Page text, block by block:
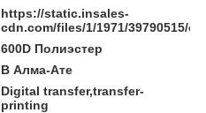
https://static.insales-
cdn.com/files/1/1971/39790515/
600D Полиэстер
В Алма-Ате
Digital transfer,transfer-
printing